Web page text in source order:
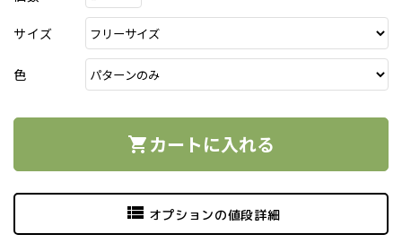
サイズ
色
shopping_cart カートに入れる
view_list オプションの値段詳細